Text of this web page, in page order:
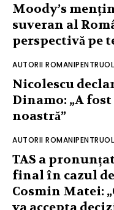
Moody’s
suveran al
perspectivă pe
AUTORII
Nicolescu
Dinamo: „A
noastră”
AUTORII
TAS a
final în cazul
Cosmin Matei: